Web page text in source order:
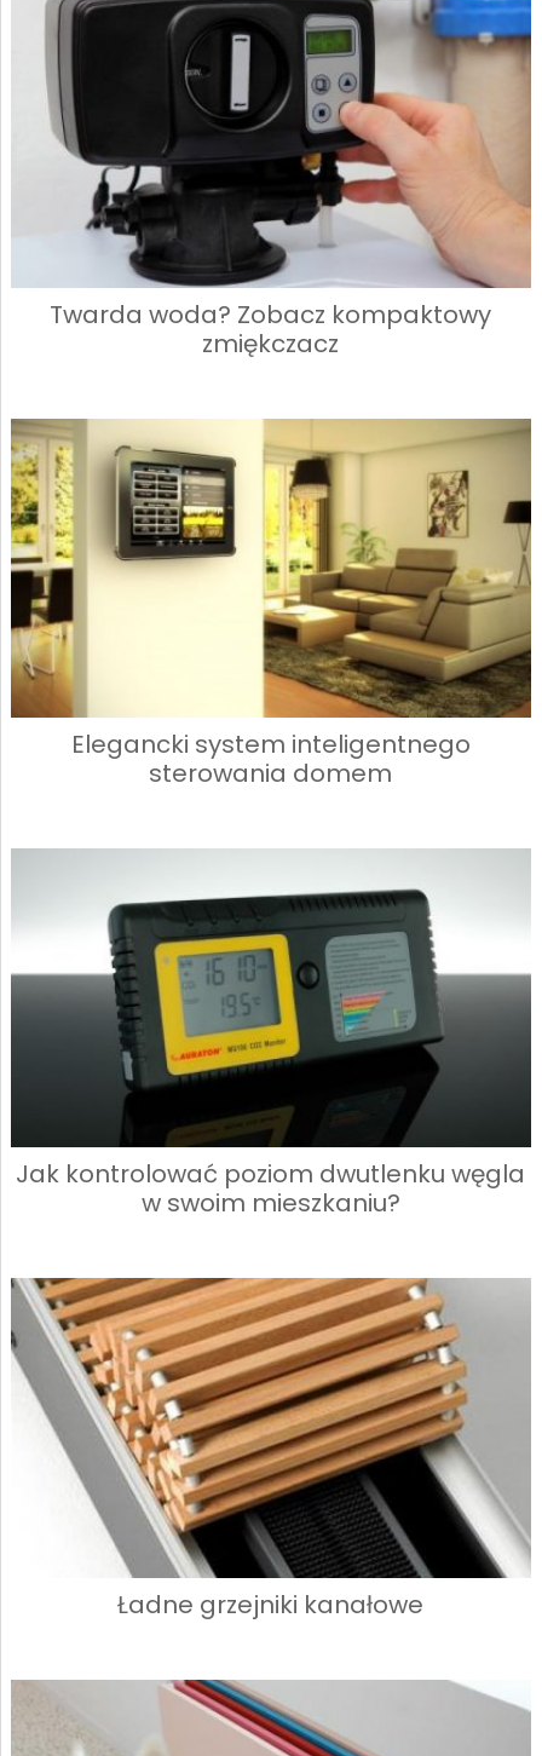
Twarda woda? Zobacz kompaktowy
zmiękczacz
Elegancki system inteligentnego
sterowania domem
Jak kontrolować poziom dwutlenku węgla
w swoim mieszkaniu?
Ładne grzejniki kanałowe